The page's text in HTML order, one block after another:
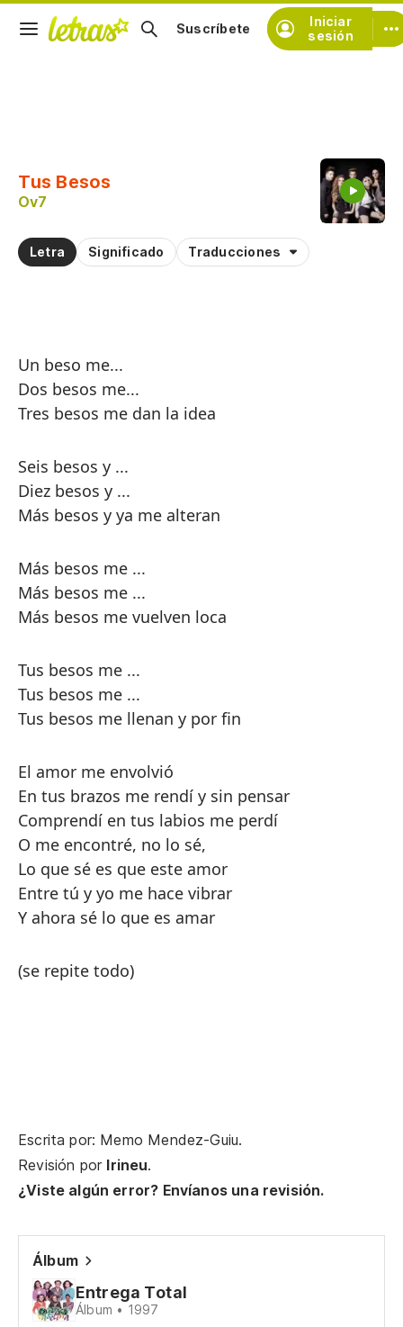
Iniciar
sesión
Suscríbete
Tus Besos
Ov7
Letra Significado Traducciones
Un beso me...
Dos besos me...
Tres besos me dan la idea
Seis besos y ...
Diez besos y ...
Más besos y ya me alteran
Más besos me ...
Más besos me ...
Más besos me vuelven loca
Tus besos me ...
Tus besos me ...
Tus besos me llenan y por fin
El amor me envolvió
En tus brazos me rendí y sin pensar
Comprendí en tus labios me perdí
O me encontré, no lo sé,
Lo que sé es que este amor
Entre tú y yo me hace vibrar
Y ahora sé lo que es amar
(se repite todo)
Escrita por: Memo Mendez-Guiu.
Revisión por Irineu.
¿Viste algún error? Envíanos una revisión.
Álbum
Entrega Total
Álbum • 1997
Practicar la pronunciación de